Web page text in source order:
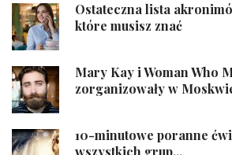
Ostateczna lista
które musisz znać
Mary Kay i Woman Who
zorganizowały w
10-minutowe poranne
wszystkich grup...